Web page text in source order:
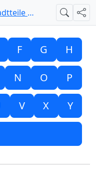
Stadtteile mit S Suche
F G H
N O P
V X Y